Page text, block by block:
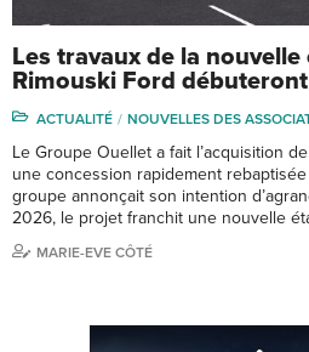
Les travaux de la nouvelle
Rimouski Ford
ACTUALITÉ NOUVELLES DES
Le Groupe Ouellet a fait l’acquisition
une concession rapidement
groupe annonçait son intention
2026, le projet franchit une nouvelle
MARIE-EVE CÔTÉ